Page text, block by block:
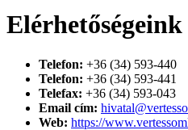
Elérhetőségeink
Telefon: +36 (34) 593-440
Telefon: +36 (34) 593-441
Telefax: +36 (34) 593-043
Email cím:
Web: https://